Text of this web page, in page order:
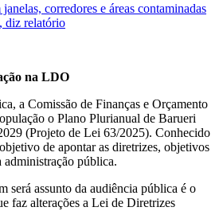
corredores e áreas contaminadas
diz relatório
na LDO
a Comissão de Finanças e Orçamento
o Plano Plurianual de Barueri
(Projeto de Lei 63/2025). Conhecido
de apontar as diretrizes, objetivos
administração pública.
será assunto da audiência pública é o
faz alterações a Lei de Diretrizes